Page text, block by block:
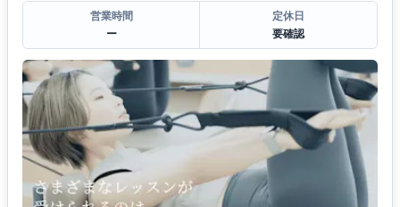
営業時間
ー
定休日
要確認